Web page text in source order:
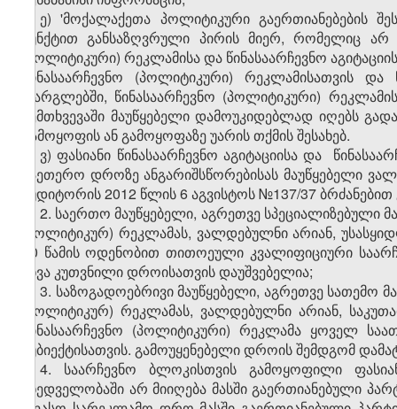
ე) 'მოქალაქეთა პოლიტიკური გაერთიანებების
პუნქტით განსაზღვრული პირის მიერ, რომელიც არ
(პოლიტიკური) რეკლამისა და წინასაარჩევნო
წინასაარჩევნო (პოლიტიკური) რეკლამისათვის
ფარგლებში, წინასაარჩევნო (პოლიტიკური)
შემთხვევაში მაუწყებელი დამოუკიდებლად იღებს
გამოყოფის ან გამოყოფაზე უარის თქმის შესახებ.
ვ) ფასიანი წინასაარჩევნო აგიტაციისა და
საეთერო დროზე ანგარიშსწორებისას მაუწყებელი
აუდიტორის 2012 წლის 6 აგვისტოს №137/37
2. საერთო მაუწყებელი, აგრეთვე სპეციალიზებული
(პოლიტიკურ) რეკლამას, ვალდებულნი არიან,
90 წამის ოდენობით თითოეული კვალიფიციური
სხვა კუთვნილი დროისათვის დაუშვებელია;
3. საზოგადოებრივი მაუწყებელი, აგრეთვე სათემო
(პოლიტიკურ) რეკლამას, ვალდებულნი არიან,
წინასაარჩევნო (პოლიტიკური) რეკლამა ყოველ
სუბიექტისათვის. გამოუყენებელი დროის შემდგომ
4. საარჩევნო ბლოკისთვის გამოყოფილი
მხედველობაში არ მიიღება მასში გაერთიანებული